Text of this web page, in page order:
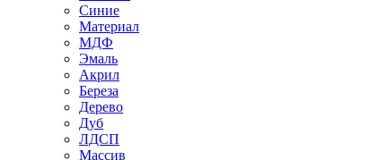
Синие
Материал
МДФ
Эмаль
Акрил
Береза
Дерево
Дуб
ЛДСП
Массив